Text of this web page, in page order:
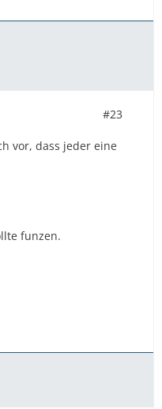
#23
vor, dass jeder eine
funzen.